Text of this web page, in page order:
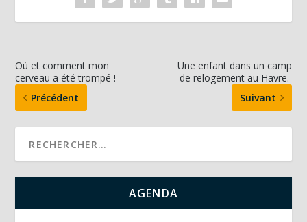
Où et comment mon
cerveau a été trompé !
Précédent
Une enfant dans un camp
de relogement au Havre.
Suivant
AGENDA